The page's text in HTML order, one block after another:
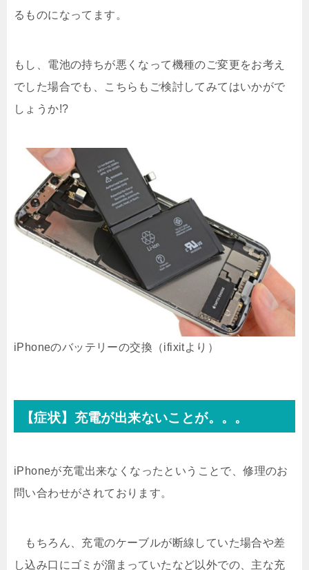
るものになってます。
もし、電池の持ちが悪くなって機種のご変更をお考え
でした場合でも、こちらもご検討してみてはいかがで
しょうか!?
iPhoneのバッテリーの交換（ifixitより）
【症状】充電が出来ないことが。。。
iPhoneが充電出来なくなったということで、修理のお
問い合わせがされております。
もちろん、充電のケーブルが断線していた場合や差
し込み口にゴミが溜まっていたなど以外での、主な充